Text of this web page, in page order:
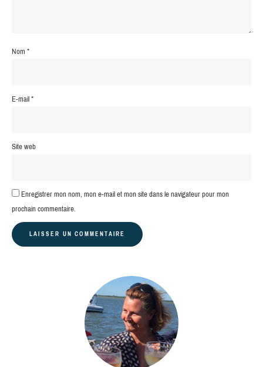
Nom*
E-mail*
Site web
Enregistrer mon nom, mon e-mail et mon site dans le navigateur pour mon
prochain commentaire.